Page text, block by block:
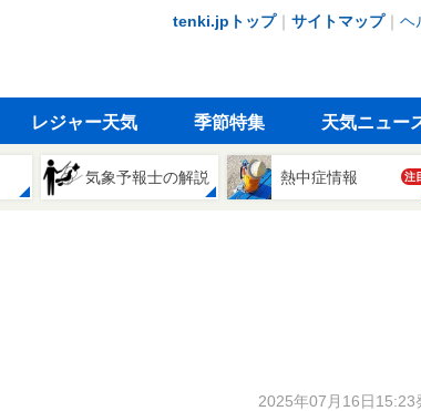
tenki.jpトップ｜ サイトマップ｜ ヘ
レジャー天気 季節特集 天気ニュー
気象予報士の解説 熱中症情報 注
2025年07月16日15:23